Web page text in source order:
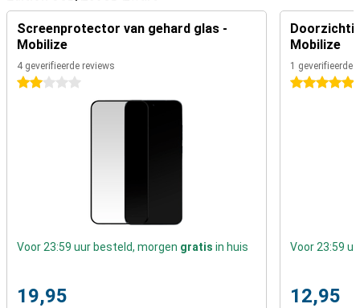
Screenprotector van gehard glas -
Mobilize
4 geverifieerde reviews
2 sterren
Voor 23:59 uur besteld, morgen gratis in huis
19,95
Mobilize
1 geverifieerde
5 sterren
Voor 23:59
12,95